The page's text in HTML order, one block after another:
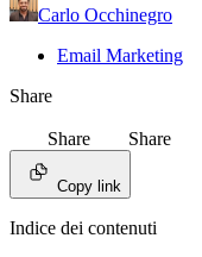
Carlo Occhinegro
Email Marketing
Share
Share Share
Copy link
Indice dei contenuti